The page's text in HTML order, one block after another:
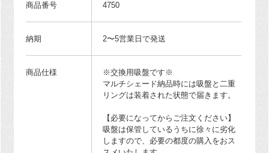
商品番号 4750
納期 2〜5営業日で発送
商品仕様
※交換用吸盤です※
マルチシェード納品時には吸盤と二重
リングは装着された状態で届きます。
【必要になってからご注文ください】
吸盤は保管しているうちに徐々に劣化
しますので、必要の都度の購入をおス